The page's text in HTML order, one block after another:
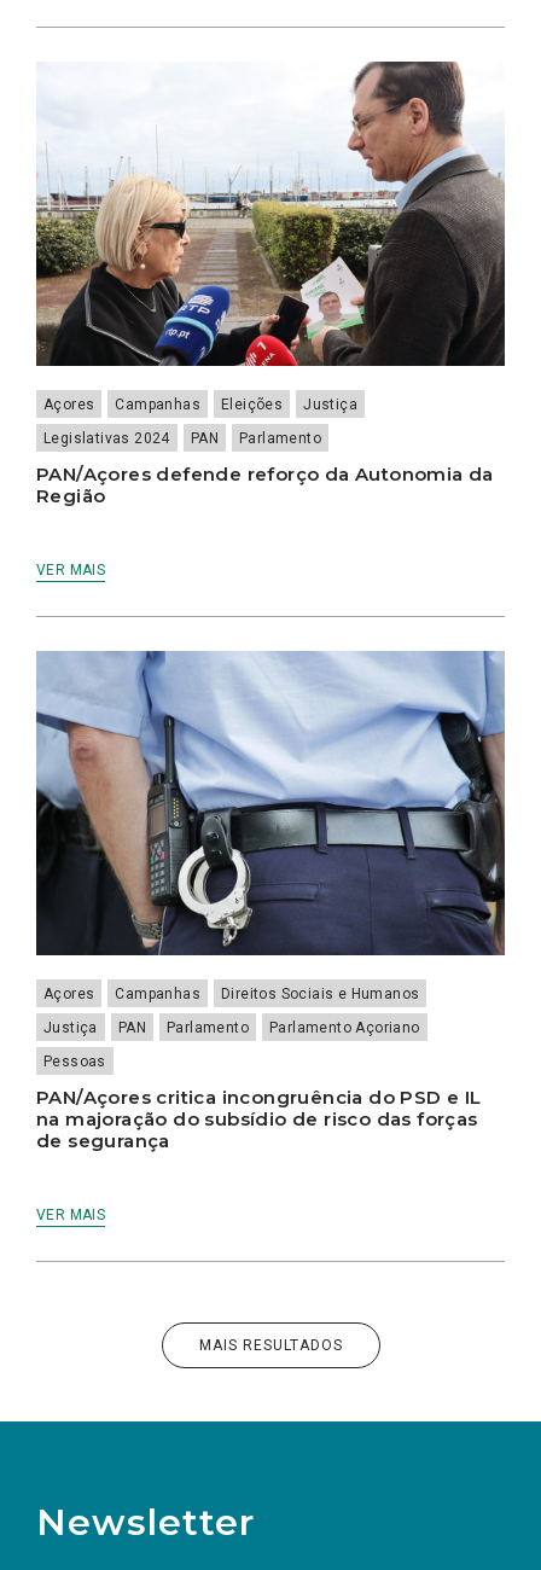
Açores Campanhas Eleições
Justiça
Legislativas 2024
PAN Parlamento
PAN/Açores defende reforço da Autonomia da
Região
VER MAIS
Açores Campanhas
Direitos Sociais e Humanos
Justiça
PAN Parlamento
Parlamento Açoriano
Pessoas
PAN/Açores critica incongruência do PSD e IL
na majoração do subsídio de risco das forças
de segurança
VER MAIS
MAIS RESULTADOS
Newsletter